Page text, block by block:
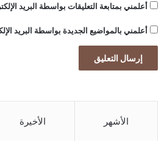
أعلمني بمتابعة التعليقات بواسطة البريد
أعلمني بالمواضيع الجديدة بواسطة البريد
الأشهر الأخيرة